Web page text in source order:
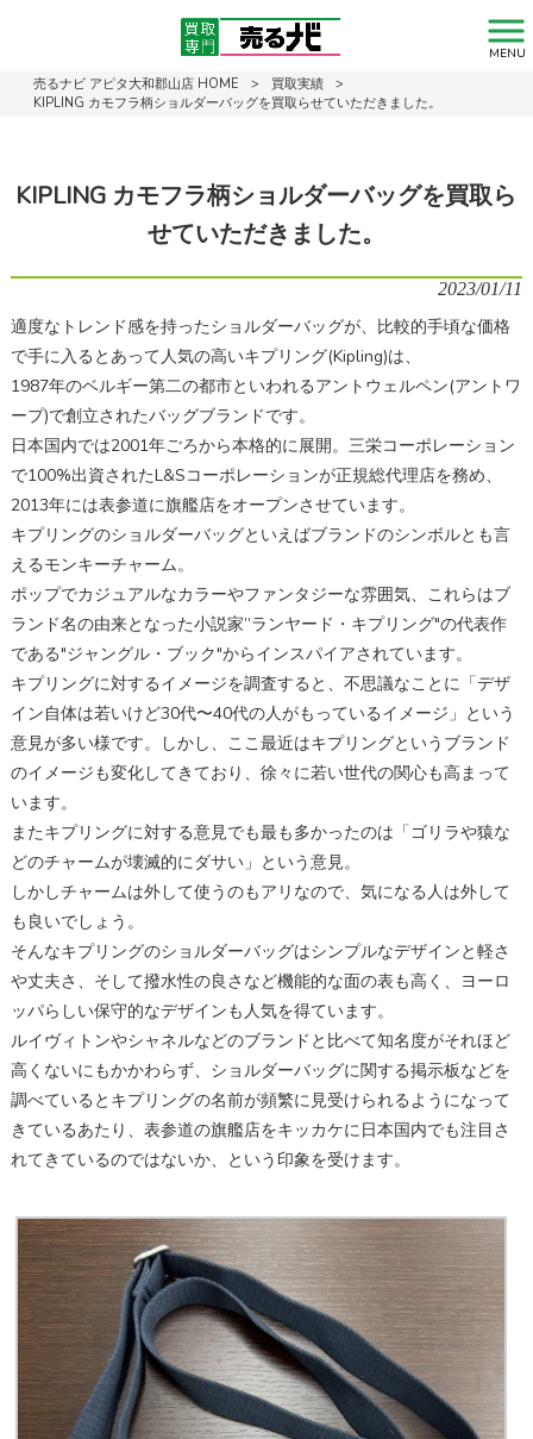
MENU
売るナビ アピタ大和郡山店 HOME > 買取実績
>
KIPLING カモフラ柄ショルダーバッグを買取らせていただきました。
KIPLING カモフラ柄ショルダーバッグを買取ら
せていただきました。
2023/01/11
適度なトレンド感を持ったショルダーバッグが、比較的手頃な価格
で手に入るとあって人気の高いキプリング(Kipling)は、
1987年のベルギー第二の都市といわれるアントウェルペン(アントワ
ープ)で創立されたバッグブランドです。
日本国内では2001年ごろから本格的に展開。三栄コーポレーション
で100%出資されたL&Sコーポレーションが正規総代理店を務め、
2013年には表参道に旗艦店をオープンさせています。
キプリングのショルダーバッグといえばブランドのシンボルとも言
えるモンキーチャーム。
ポップでカジュアルなカラーやファンタジーな雰囲気、これらはブ
ランド名の由来となった小説家”ランヤード・キプリング"の代表作
である"ジャングル・ブック"からインスパイアされています。
キプリングに対するイメージを調査すると、不思議なことに「デザ
イン自体は若いけど30代〜40代の人がもっているイメージ」という
意見が多い様です。しかし、ここ最近はキプリングというブランド
のイメージも変化してきており、徐々に若い世代の関心も高まって
います。
またキプリングに対する意見でも最も多かったのは「ゴリラや猿な
どのチャームが壊滅的にダサい」という意見。
しかしチャームは外して使うのもアリなので、気になる人は外して
も良いでしょう。
そんなキプリングのショルダーバッグはシンプルなデザインと軽さ
や丈夫さ、そして撥水性の良さなど機能的な面の表も高く、ヨーロ
ッパらしい保守的なデザインも人気を得ています。
ルイヴィトンやシャネルなどのブランドと比べて知名度がそれほど
高くないにもかかわらず、ショルダーバッグに関する掲示板などを
調べているとキプリングの名前が頻繁に見受けられるようになって
きているあたり、表参道の旗艦店をキッカケに日本国内でも注目さ
れてきているのではないか、という印象を受けます。